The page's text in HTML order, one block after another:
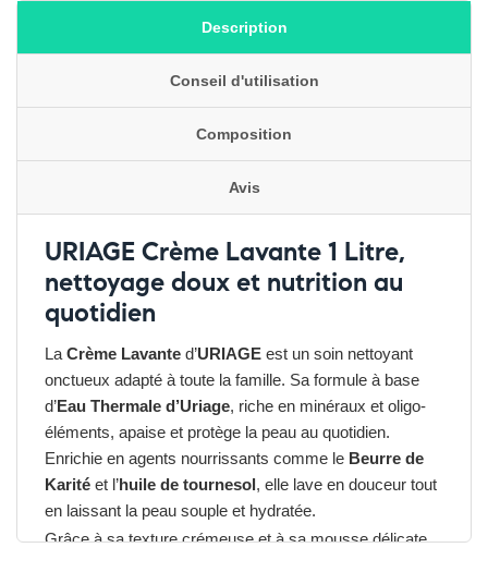
Description
Conseil d'utilisation
Composition
Avis
URIAGE Crème Lavante 1 Litre,
nettoyage doux et nutrition au
quotidien
La Crème Lavante d’URIAGE est un soin nettoyant
onctueux adapté à toute la famille. Sa formule à base
d’Eau Thermale d’Uriage, riche en minéraux et oligo-
éléments, apaise et protège la peau au quotidien.
Enrichie en agents nourrissants comme le Beurre de
Karité et l’huile de tournesol, elle lave en douceur tout
en laissant la peau souple et hydratée.
Grâce à sa texture crémeuse et à sa mousse délicate,